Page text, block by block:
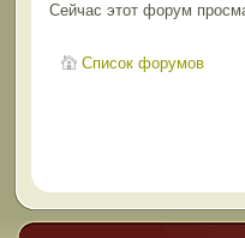
Сейчас этот форум
Список форумов